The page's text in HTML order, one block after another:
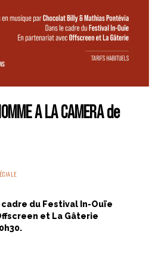
A LA CAMERA de
du Festival In-Ouïe
et La Gâterie